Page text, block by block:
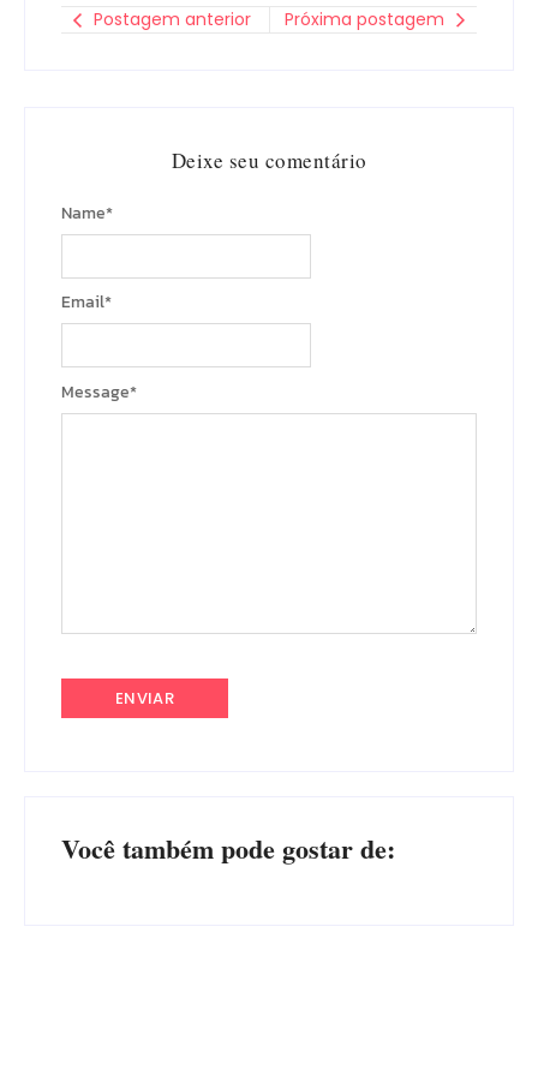
Postagem anterior Próxima postagem
Deixe seu comentário
Message*
Name*
Email*
Você também pode gostar de: